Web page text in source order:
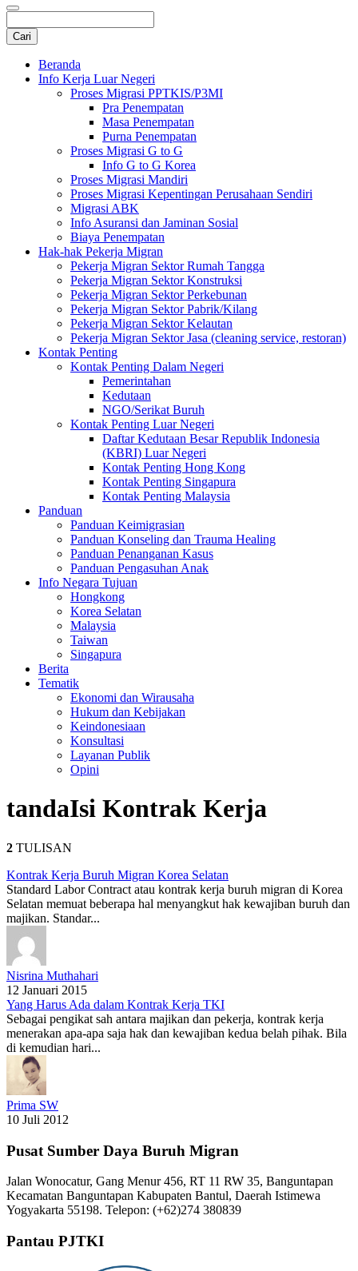
Beranda
Info Kerja Luar Negeri
Proses Migrasi PPTKIS/P3MI
Pra Penempatan
Masa Penempatan
Purna Penempatan
Proses Migrasi G to G
Info G to G Korea
Proses Migrasi Mandiri
Proses Migrasi Kepentingan Perusahaan Sendiri
Migrasi ABK
Info Asuransi dan Jaminan Sosial
Biaya Penempatan
Hak-hak Pekerja Migran
Pekerja Migran Sektor Rumah Tangga
Pekerja Migran Sektor Konstruksi
Pekerja Migran Sektor Perkebunan
Pekerja Migran Sektor Pabrik/Kilang
Pekerja Migran Sektor Kelautan
Pekerja Migran Sektor Jasa (cleaning service, restoran)
Kontak Penting
Kontak Penting Dalam Negeri
Pemerintahan
Kedutaan
NGO/Serikat Buruh
Kontak Penting Luar Negeri
Daftar Kedutaan Besar Republik Indonesia
(KBRI) Luar Negeri
Kontak Penting Hong Kong
Kontak Penting Singapura
Kontak Penting Malaysia
Panduan
Panduan Keimigrasian
Panduan Konseling dan Trauma Healing
Panduan Penanganan Kasus
Panduan Pengasuhan Anak
Info Negara Tujuan
Hongkong
Korea Selatan
Malaysia
Taiwan
Singapura
Berita
Tematik
Ekonomi dan Wirausaha
Hukum dan Kebijakan
Keindonesiaan
Konsultasi
Layanan Publik
Opini
tandaIsi Kontrak Kerja
2 TULISAN
Kontrak Kerja Buruh Migran Korea Selatan
Standard Labor Contract atau kontrak kerja buruh migran di Korea
Selatan memuat beberapa hal menyangkut hak kewajiban buruh dan
majikan. Standar...
Nisrina Muthahari
12 Januari 2015
Yang Harus Ada dalam Kontrak Kerja TKI
Sebagai pengikat sah antara majikan dan pekerja, kontrak kerja
menerakan apa-apa saja hak dan kewajiban kedua belah pihak. Bila
di kemudian hari...
Prima SW
10 Juli 2012
Pusat Sumber Daya Buruh Migran
Jalan Wonocatur, Gang Menur 456, RT 11 RW 35, Banguntapan
Kecamatan Banguntapan Kabupaten Bantul, Daerah Istimewa
Yogyakarta 55198. Telepon: (+62)274 380839
Pantau PJTKI